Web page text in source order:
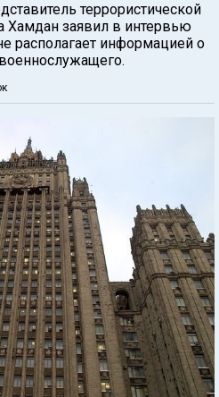
террористической
Хамдан заявил в интервью
располагает информацией о